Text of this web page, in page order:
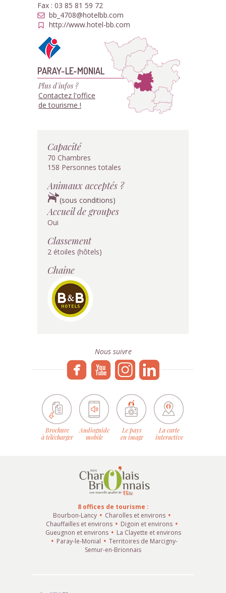
Fax : 03 85 81 59 72
bb_4708@hotelbb.com
http://www.hotel-bb.com
PARAY-LE-MONIAL
Plus d'infos ?
Contactez l'office
de tourisme !
Capacité
70 Chambres
158 Personnes totales
Animaux acceptés ?
(sous conditions)
Accueil de groupes
Oui
Classement
2 étoiles (hôtels)
Chaine
Nous suivre
Brochure
à télécharger
Audioguide
mobile
Le pays
en image
La carte
interactive
8 offices de tourisme :
Bourbon-Lancy
Charolles et environs
Chauffailles et environs
Digoin et environs
Gueugnon et environs
La Clayette et environs
Paray-le-Monial
Territoires de Marcigny-
Semur-en-Brionnais